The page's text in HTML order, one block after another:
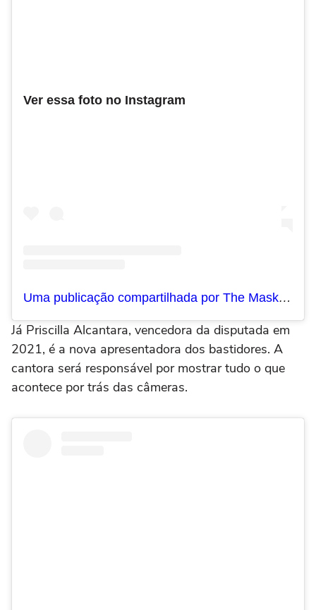
Ver essa foto no Instagram
Uma publicação compartilhada por The Masked Singer Brasil (@maskedsingerbr)
Já Priscilla Alcantara, vencedora da disputada em
2021, é a nova apresentadora dos bastidores. A
cantora será responsável por mostrar tudo o que
acontece por trás das câmeras.